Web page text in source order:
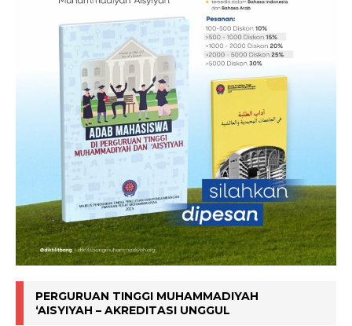
PERGURUAN TINGGI MUHAMMADIYAH
‘AISYIYAH – AKREDITASI UNGGUL